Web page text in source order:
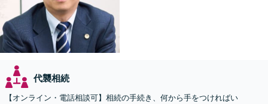
代襲相続
【オンライン・電話相談可】相続の手続き、何から手をつければい